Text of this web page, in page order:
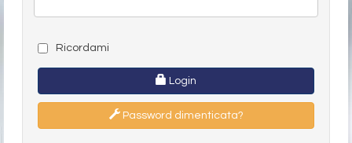
Ricordami
Login
Password dimenticata?